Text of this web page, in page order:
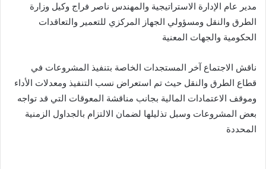
مدير عام الإدارة الاستراتيجية والمهندس ناصر فراج وكيل وزارة
الطرق والنقل ومسؤولي الجهاز المركزي للتعمير والتعاقدات
الحكومية والجهات المعنية
ناقش الاجتماع آخر المستجدات الخاصة بتنفيذ المشروعات في
قطاع الطرق والنقل حيث تم استعراض نسب التنفيذ ومعدلات الأداء
وموقف الاعتمادات المالية بجانب مناقشة المعوقات التي قد تواجه
بعض المشروعات وسبل تذليلها لضمان الالتزام بالجداول الزمنية
المحددة